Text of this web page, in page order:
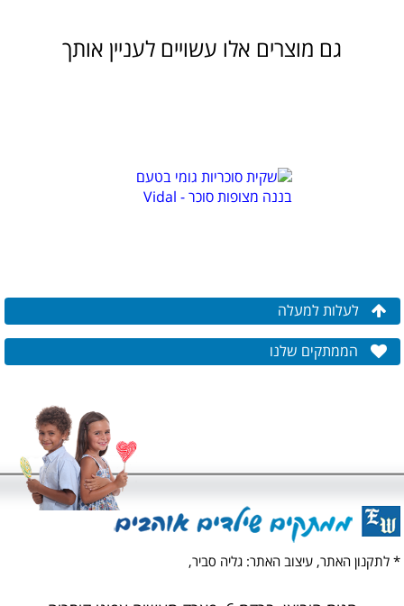
גם מוצרים אלו עשויים לעניין אותך
לעלות למעלה
הממתקים שלנו
* לתקנון האתר,עיצוב האתר: גליה סביר,